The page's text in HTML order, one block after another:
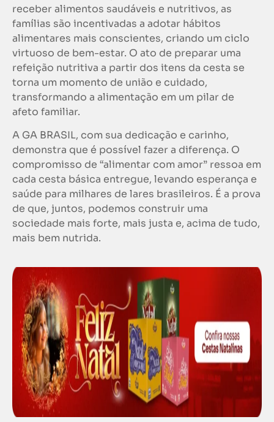
receber alimentos saudáveis e nutritivos, as
famílias são incentivadas a adotar hábitos
alimentares mais conscientes, criando um ciclo
virtuoso de bem-estar. O ato de preparar uma
refeição nutritiva a partir dos itens da cesta se
torna um momento de união e cuidado,
transformando a alimentação em um pilar de
afeto familiar.
A GA BRASIL, com sua dedicação e carinho,
demonstra que é possível fazer a diferença. O
compromisso de “alimentar com amor” ressoa em
cada cesta básica entregue, levando esperança e
saúde para milhares de lares brasileiros. É a prova
de que, juntos, podemos construir uma
sociedade mais forte, mais justa e, acima de tudo,
mais bem nutrida.